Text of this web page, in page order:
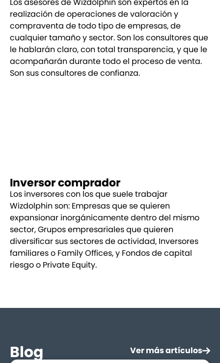
Los asesores de Wizdolphin son expertos en la
realización de operaciones de valoración y
compraventa de todo tipo de empresas, de
cualquier tamaño y sector. Son los consultores que
le hablarán claro, con total transparencia, y que le
acompañarán durante todo el proceso de venta.
Son sus consultores de confianza.
Inversor comprador
Los inversores con los que suele trabajar
Wizdolphin son: Empresas que se quieren
expansionar inorgánicamente dentro del mismo
sector, Grupos empresariales que quieren
diversificar sus sectores de actividad, Inversores
familiares o Family Offices, y Fondos de capital
riesgo o Private Equity.
Blog Ver más artículos